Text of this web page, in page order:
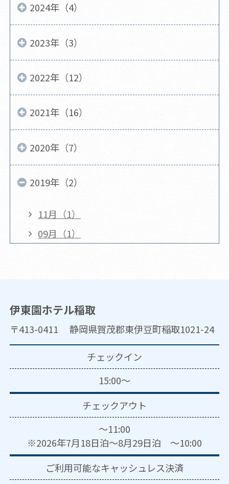
2024年（4）
2023年（3）
2022年（12）
2021年（16）
2020年（7）
2019年（2）
11月（1）
09月（1）
伊東園ホテル稲取
〒413-0411 静岡県賀茂郡東伊豆町稲取1021-24
チェックイン
15:00～
チェックアウト
～11:00
※2026年7月18日泊～8月29日泊 ～10:00
ご利用可能なキャッシュレス決済